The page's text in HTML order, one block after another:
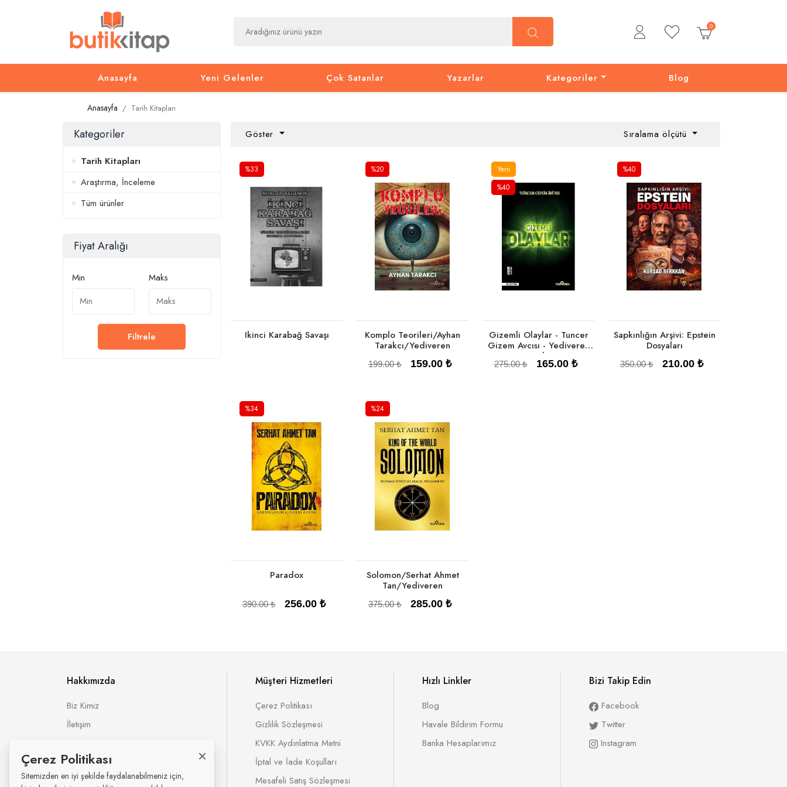
0
Anasayfa Yeni Gelenler Çok Satanlar Yazarlar Kategoriler Blog
Anasayfa Tarih Kitapları
Kategoriler
Tarih Kitapları
Araştırma, İnceleme
Tüm ürünler
Fiyat Aralığı
Min Maks
Filtrele
Göster Sıralama ölçütü
Tükendi
%33
Ikinci Karabağ Savaşı
Sepete Ekle
%20
Komplo Teorileri/Ayhan
Tarakcı/Yediveren
199.00 ₺ 159.00 ₺
Yeni
%40
Gizemli Olaylar - Tuncer
Gizem Avcısı - Yediveren
Yayınları
275.00 ₺ 165.00 ₺
%40
Sapkınlığın Arşivi: Epstein
Dosyaları
350.00 ₺ 210.00 ₺
Sepete Ekle
%34
Paradox
390.00 ₺ 256.00 ₺
Sepete Ekle
%24
Solomon/Serhat Ahmet
Tan/Yediveren
375.00 ₺ 285.00 ₺
Hakkımızda
Biz Kimiz
İletişim
Müşteri Hizmetleri
Çerez Politikası
Gizlilik Sözleşmesi
KVKK Aydınlatma Metni
İptal ve İade Koşulları
Mesafeli Satış Sözleşmesi
Hızlı Linkler
Blog
Havale Bildirim Formu
Banka Hesaplarımız
Bizi Takip Edin
Facebook
Twitter
Instagram
Çerez Politikası
Sitemizden en iyi şekilde faydalanabilmeniz için,